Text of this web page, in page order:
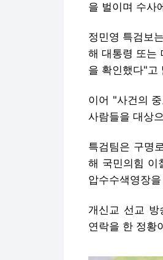
을 벌이며 수사
정민영 특검보
해 대통령 또는
을 확인했다"고
이어 "사건의
사람들을 대상
특검팀은 구명
해 국민의힘 이
압수수색영장
개신교 선교 방
연락을 한 정황